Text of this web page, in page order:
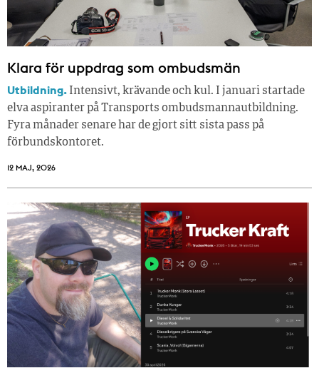
Klara för uppdrag som ombudsmän
Utbildning. Intensivt, krävande och kul. I januari startade
elva aspiranter på Transports ombudsmannautbildning.
Fyra månader senare har de gjort sitt sista pass på
förbundskontoret.
12 MAJ, 2026